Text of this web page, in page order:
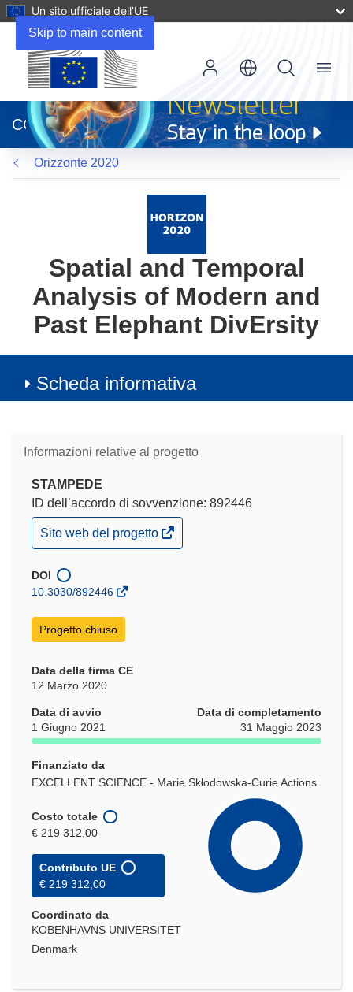
Skip to main content
Un sito ufficiale dell’UE
apre
in
una
nuova
finestra)
CORDIS
Menu
Orizzonte 2020
Spatial and Temporal
Analysis of Modern and
Past Elephant DivErsity
Scheda informativa
Informazioni relative al progetto
STAMPEDE
ID dell’accordo di sovvenzione: 892446
(si
apre
una
nuova
Sito web del progetto
DOI
10.3030/892446
Progetto chiuso
Data della firma CE
12 Marzo 2020
Data di avvio
1 Giugno 2021
Data di completamento
31 Maggio 2023
Finanziato da
EXCELLENT SCIENCE - Marie Skłodowska-Curie Actions
Costo totale
€ 219 312,00
Contributo UE
€ 219 312,00
Coordinato da
KOBENHAVNS UNIVERSITET
Denmark